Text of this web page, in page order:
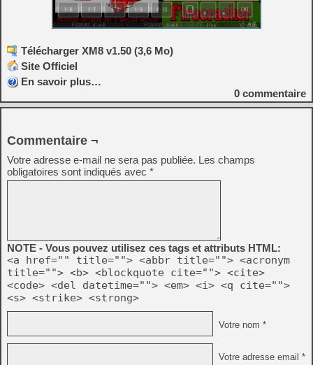
Télécharger XM8 v1.50 (3,6 Mo)
Site Officiel
En savoir plus…
0 commentaire
Commentaire ¬
Votre adresse e-mail ne sera pas publiée. Les champs
obligatoires sont indiqués avec *
NOTE - Vous pouvez utilisez ces tags et attributs HTML:
<a href="" title=""> <abbr title=""> <acronym
title=""> <b> <blockquote cite=""> <cite>
<code> <del datetime=""> <em> <i> <q cite="">
<s> <strike> <strong>
Votre nom *
Votre adresse email *